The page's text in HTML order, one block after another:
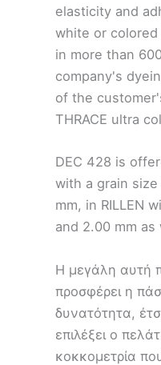
elasticity and
white or
in more than
company's
of the
THRACE ultra
DEC 428 is
with a grain size
mm, in RILLEN
and 2.00 mm as
Η μεγάλη αυτή
προσφέρει η
δυνατότητα,
επιλέξει ο
κοκκομετρία